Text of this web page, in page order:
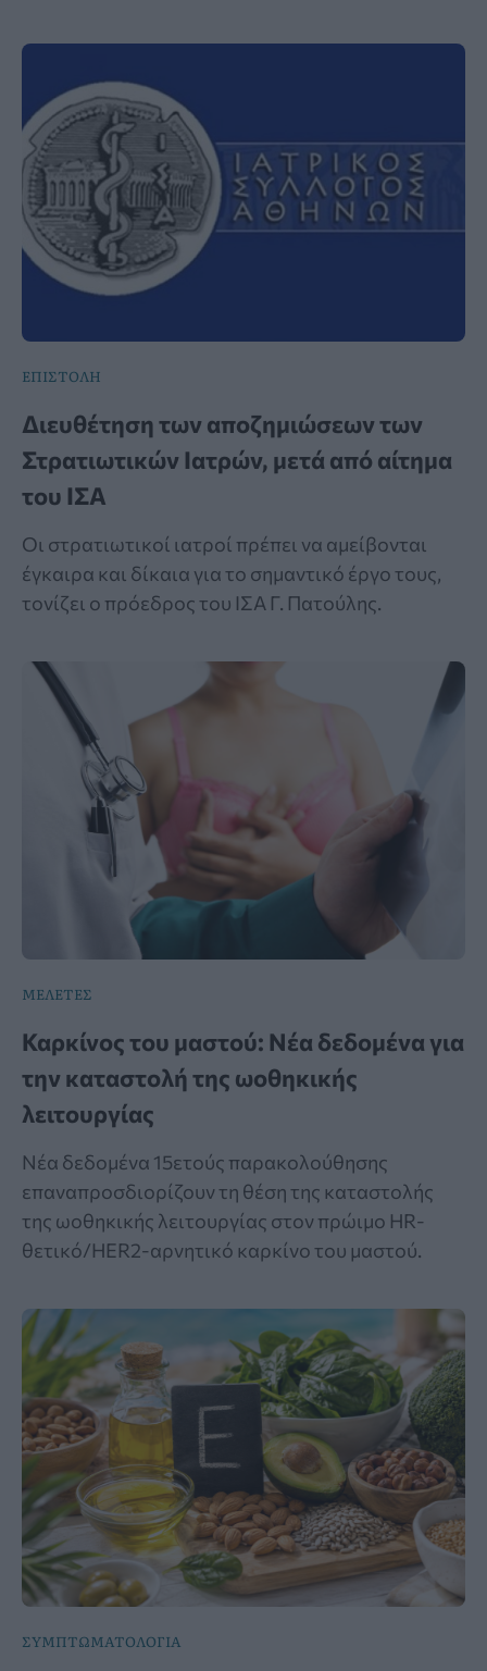
ΕΠΙΣΤΟΛΗ
Διευθέτηση των αποζημιώσεων των
Στρατιωτικών Ιατρών, μετά από αίτημα
του ΙΣΑ
Οι στρατιωτικοί ιατροί πρέπει να αμείβονται
έγκαιρα και δίκαια για το σημαντικό έργο τους,
τονίζει ο πρόεδρος του ΙΣΑ Γ. Πατούλης.
ΜΕΛΕΤΕΣ
Καρκίνος του μαστού: Νέα δεδομένα για
την καταστολή της ωοθηκικής
λειτουργίας
Νέα δεδομένα 15ετούς παρακολούθησης
επαναπροσδιορίζουν τη θέση της καταστολής
της ωοθηκικής λειτουργίας στον πρώιμο HR-
θετικό/HER2-αρνητικό καρκίνο του μαστού.
ΣΥΜΠΤΩΜΑΤΟΛΟΓΙΑ